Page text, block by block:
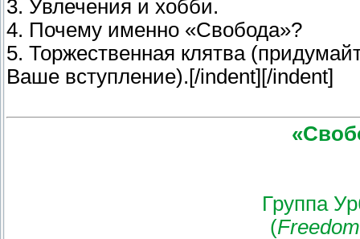
3. Увлечения и хобби.
4. Почему именно «Свобода»?
5. Торжественная клятва
Ваше вступление).[/indent][/indent]
Группа
(